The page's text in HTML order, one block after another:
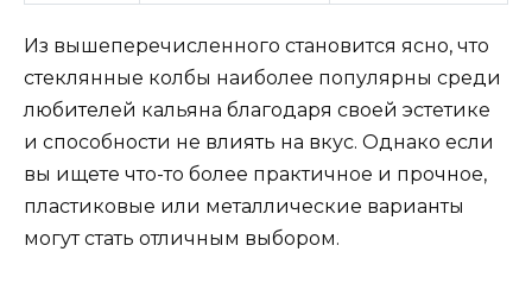
Из вышеперечисленного становится ясно, что
стеклянные колбы наиболее популярны среди
любителей кальяна благодаря своей эстетике
и способности не влиять на вкус. Однако если
вы ищете что-то более практичное и прочное,
пластиковые или металлические варианты
могут стать отличным выбором.